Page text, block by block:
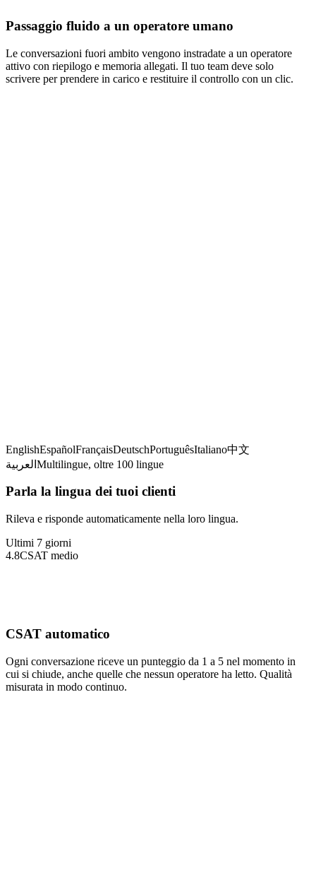
Passaggio fluido a un operatore umano
Le conversazioni fuori ambito vengono instradate a un operatore
attivo con riepilogo e memoria allegati. Il tuo team deve solo
scrivere per prendere in carico e restituire il controllo con un clic.
EnglishEspañolFrançaisDeutschPortuguêsItaliano中文
العربية Multilingue, oltre 100 lingue
Parla la lingua dei tuoi clienti
Rileva e risponde automaticamente nella loro lingua.
Ultimi 7 giorni
4.8CSAT medio
CSAT automatico
Ogni conversazione riceve un punteggio da 1 a 5 nel momento in
cui si chiude, anche quelle che nessun operatore ha letto. Qualità
misurata in modo continuo.